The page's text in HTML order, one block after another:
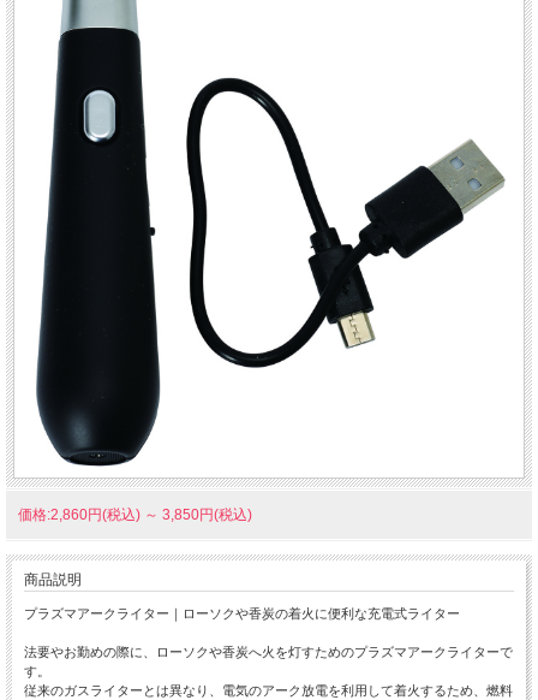
価格:2,860円(税込) ～ 3,850円(税込)
商品説明
プラズマアークライター｜ローソクや香炭の着火に便利な充電式ライター
法要やお勤めの際に、ローソクや香炭へ火を灯すためのプラズマアークライターで
す。
従来のガスライターとは異なり、電気のアーク放電を利用して着火するため、燃料